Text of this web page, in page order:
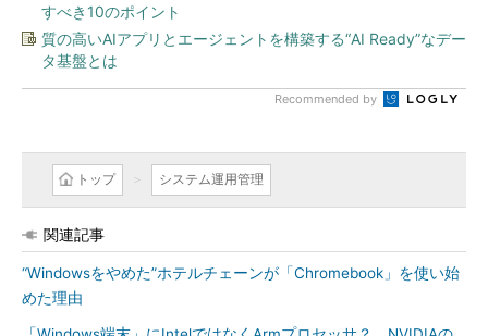
すべき10のポイント
質の高いAIアプリとエージェントを構築する“AI Ready”なデー
タ基盤とは
Recommended by
トップ システム運用管理
関連記事
“Windowsをやめた”ホテルチェーンが「Chromebook」を使い始
めた理由